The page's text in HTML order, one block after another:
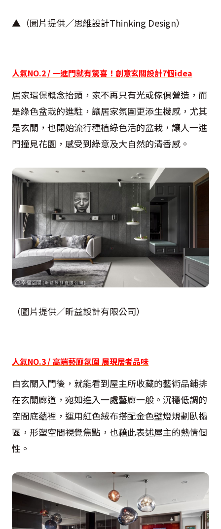
▲（圖片提供／思維設計Thinking Design）
人氣NO.2 / 一進門就有驚喜！創意玄關設計7個idea
居家環保概念抬頭，家不再只有光或傢俱營造，而
是綠色盆栽的進駐，讓居家氛圍更添生機感，尤其
是玄關，也開始流行種植綠色活的盆栽，讓人一進
門撞見花園，感受到綠意及大自然的清香感。
（圖片提供／昕益設計有限公司）
人氣NO.3 / 高端藝廊氛圍 展現居者品味
自玄關入門後，就能看到屋主所收藏的藝術品鋪排
在玄關廊道，宛如進入一處藝廊一般。沉穩低調的
空間底蘊裡，運用紅色絨布搭配金色壁燈規劃臥榻
區，形塑空間視覺焦點，也藉此表述屋主的熱情個
性。